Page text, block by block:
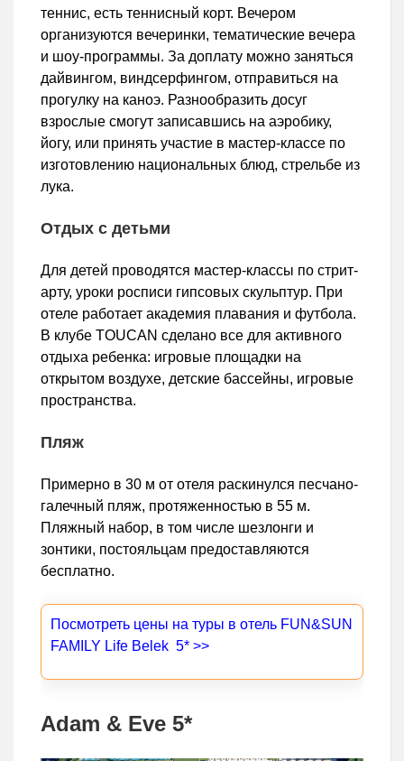
теннис, есть теннисный корт. Вечером
организуются вечеринки, тематические вечера
и шоу-программы. За доплату можно заняться
дайвингом, виндсерфингом, отправиться на
прогулку на каноэ. Разнообразить досуг
взрослые смогут записавшись на аэробику,
йогу, или принять участие в мастер-классе по
изготовлению национальных блюд, стрельбе из
лука.
Отдых с детьми
Для детей проводятся мастер-классы по стрит-
арту, уроки росписи гипсовых скульптур. При
отеле работает академия плавания и футбола.
В клубе TOUCAN сделано все для активного
отдыха ребенка: игровые площадки на
открытом воздухе, детские бассейны, игровые
пространства.
Пляж
Примерно в 30 м от отеля раскинулся песчано-
галечный пляж, протяженностью в 55 м.
Пляжный набор, в том числе шезлонги и
зонтики, постояльцам предоставляются
бесплатно.
Посмотреть цены на туры в отель FUN&SUN
FAMILY Life Belek 5* >>
Adam & Eve 5*